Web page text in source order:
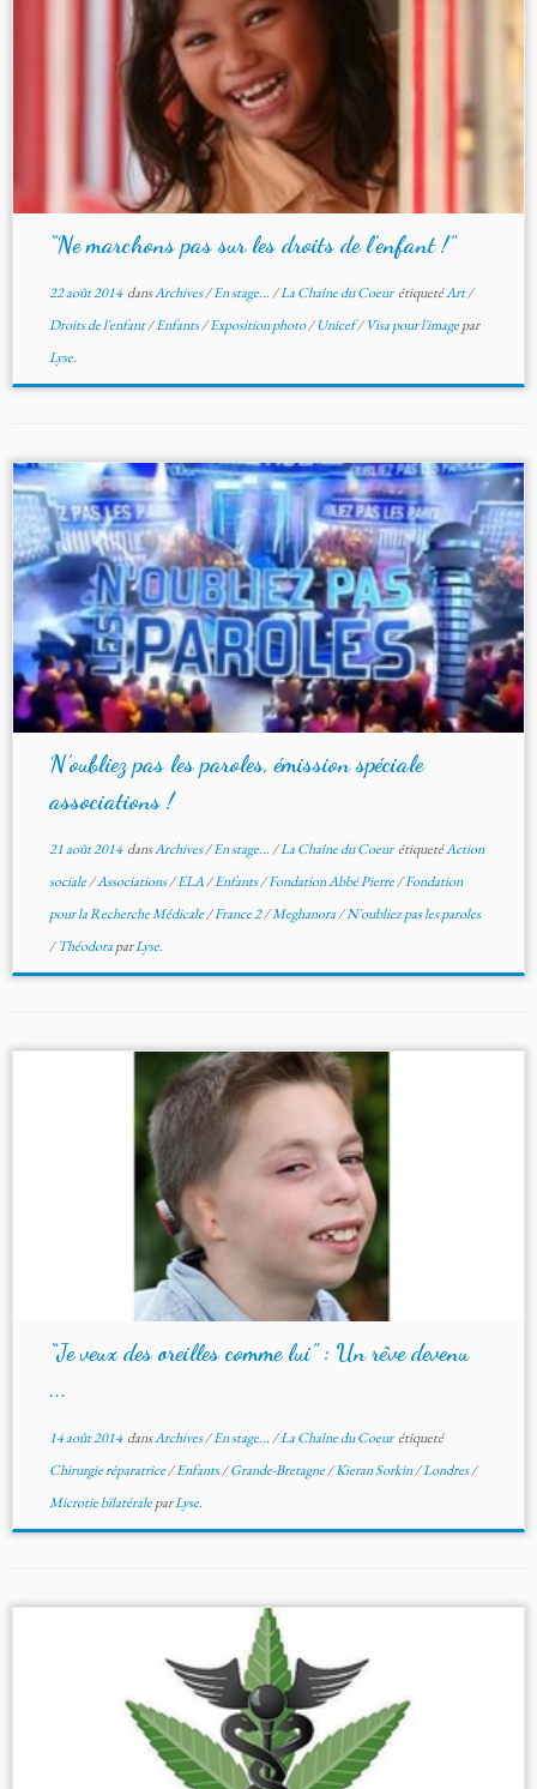
“Ne marchons pas sur les droits de l’enfant !”
22 août 2014dansArchives/En stage.../La Chaîne du Coeur étiquetéArt/
Droits de l'enfant/Enfants/Exposition photo/Unicef/Visa pour l'imagepar
Lyse.
N’oubliez pas les paroles, émission spéciale
associations !
21 août 2014dansArchives/En stage.../La Chaîne du Coeur étiquetéAction
sociale/Associations/ELA/Enfants/Fondation Abbé Pierre/Fondation
pour la Recherche Médicale/France 2/Meghanora/N'oubliez pas les paroles
/ThéodoraparLyse.
“Je veux des oreilles comme lui” : Un rêve devenu
...
14 août 2014dansArchives/En stage.../La Chaîne du Coeur étiqueté
Chirurgie réparatrice/Enfants/Grande-Bretagne/Kieran Sorkin/Londres/
Microtie bilatéraleparLyse.